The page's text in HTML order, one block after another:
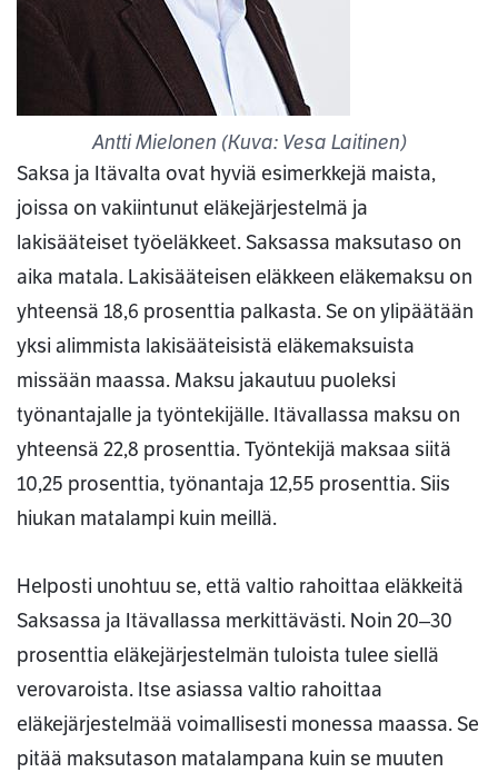
Antti Mielonen (Kuva: Vesa Laitinen)
Saksa ja Itävalta ovat hyviä esimerkkejä maista,
joissa on vakiintunut eläkejärjestelmä ja
lakisääteiset työeläkkeet. Saksassa maksutaso on
aika matala. Lakisääteisen eläkkeen eläkemaksu on
yhteensä 18,6 prosenttia palkasta. Se on ylipäätään
yksi alimmista lakisääteisistä eläkemaksuista
missään maassa. Maksu jakautuu puoleksi
työnantajalle ja työntekijälle. Itävallassa maksu on
yhteensä 22,8 prosenttia. Työntekijä maksaa siitä
10,25 prosenttia, työnantaja 12,55 prosenttia. Siis
hiukan matalampi kuin meillä.
Helposti unohtuu se, että valtio rahoittaa eläkkeitä
Saksassa ja Itävallassa merkittävästi. Noin 20‒30
prosenttia eläkejärjestelmän tuloista tulee siellä
verovaroista. Itse asiassa valtio rahoittaa
eläkejärjestelmää voimallisesti monessa maassa. Se
pitää maksutason matalampana kuin se muuten